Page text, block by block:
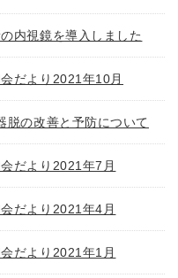
内視鏡を導入しました
だより2021年10月
脱の改善と予防について
だより2021年7月
だより2021年4月
だより2021年1月